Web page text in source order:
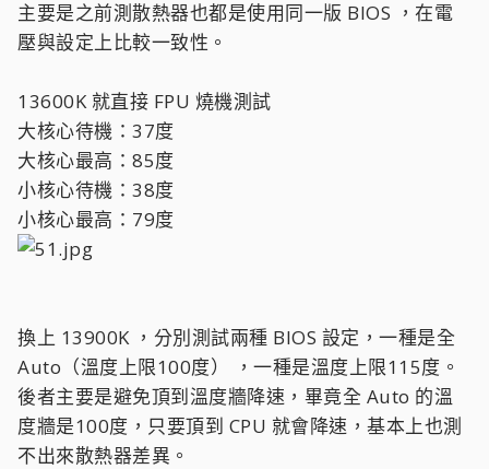
主要是之前測散熱器也都是使用同一版 BIOS ，在電
壓與設定上比較一致性。
13600K 就直接 FPU 燒機測試
大核心待機：37度
大核心最高：85度
小核心待機：38度
小核心最高：79度
換上 13900K ，分別測試兩種 BIOS 設定，一種是全
Auto（溫度上限100度） ，一種是溫度上限115度。
後者主要是避免頂到溫度牆降速，畢竟全 Auto 的溫
度牆是100度，只要頂到 CPU 就會降速，基本上也測
不出來散熱器差異。